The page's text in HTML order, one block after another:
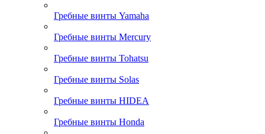
Гребные винты Yamaha
Гребные винты Mercury
Гребные винты Tohatsu
Гребные винты Solas
Гребные винты HIDEA
Гребные винты Honda